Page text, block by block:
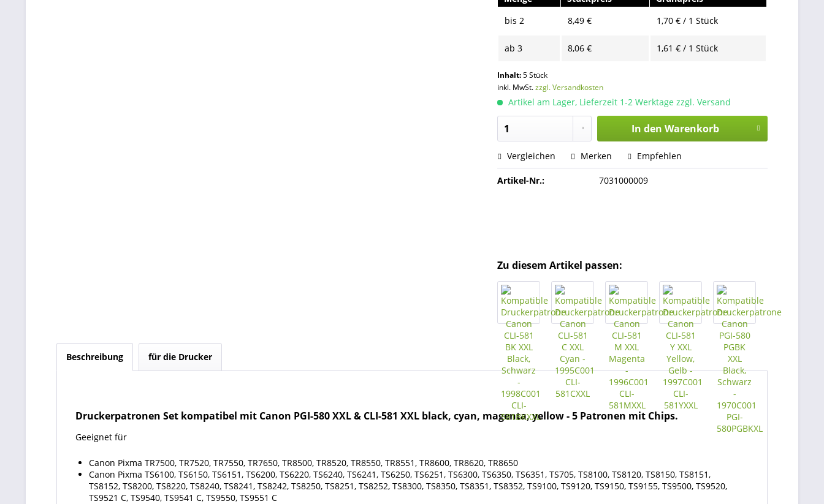
bis2 8,49 € 1,70 € / 1 Stück
ab3 8,06 € 1,61 € / 1 Stück
Inhalt:5 Stück
inkl. MwSt.zzgl. Versandkosten
Artikel am Lager, Lieferzeit 1-2 Werktage zzgl. Versand
In den Warenkorb
Vergleichen Merken Empfehlen
Artikel-Nr.: 7031000009
Zu diesem Artikel passen:
Beschreibung für die Drucker
Druckerpatronen Set kompatibel mit Canon PGI-580 XXL & CLI-581 XXL black, cyan, magenta, yellow - 5 Patronen mit Chips.
Geeignet für
Canon Pixma TR7500, TR7520, TR7550, TR7650, TR8500, TR8520, TR8550, TR8551, TR8600, TR8620, TR8650
Canon Pixma TS6100, TS6150, TS6151, TS6200, TS6220, TS6240, TS6241, TS6250, TS6251, TS6300, TS6350, TS6351, TS705, TS8100, TS8120, TS8150, TS8151,
TS8152, TS8200, TS8220, TS8240, TS8241, TS8242, TS8250, TS8251, TS8252, TS8300, TS8350, TS8351, TS8352, TS9100, TS9120, TS9150, TS9155, TS9500, TS9520,
TS9521 C, TS9540, TS9541 C, TS9550, TS9551 C